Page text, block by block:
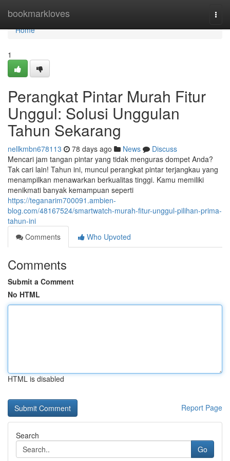
bookmarkloves
Home
Home
1
Perangkat Pintar Murah Fitur
Unggul: Solusi Unggulan
Tahun Sekarang
nellkmbn678113 78 days ago News
Discuss
Mencari jam tangan pintar yang tidak menguras dompet Anda?
Tak cari lain! Tahun ini, muncul perangkat pintar terjangkau yang
menampilkan menawarkan berkualitas tinggi. Kamu memiliki
menikmati banyak kemampuan seperti
https://teganarim700091.ambien-
blog.com/48167524/smartwatch-murah-fitur-unggul-pilihan-prima-
tahun-ini
Comments
Who Upvoted
Comments
Submit a Comment
No HTML
HTML is disabled
Report Page
Search
Go